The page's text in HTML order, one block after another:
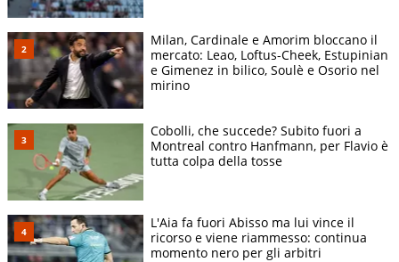
Milan, Cardinale e Amorim bloccano il
mercato: Leao, Loftus-Cheek, Estupinian
e Gimenez in bilico, Soulè e Osorio nel
mirino
Cobolli, che succede? Subito fuori a
Montreal contro Hanfmann, per Flavio è
tutta colpa della tosse
L'Aia fa fuori Abisso ma lui vince il
ricorso e viene riammesso: continua
momento nero per gli arbitri